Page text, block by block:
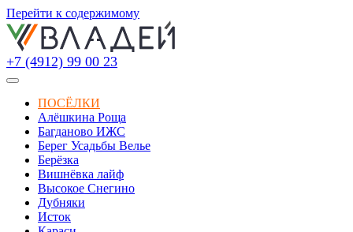
Перейти к содержимому
+7 (4912) 99 00 23
ПОСЁЛКИ
Алёшкина Роща
Багданово ИЖС
Берег Усадьбы Велье
Берёзка
Вишнёвка лайф
Высокое Снегино
Дубняки
Исток